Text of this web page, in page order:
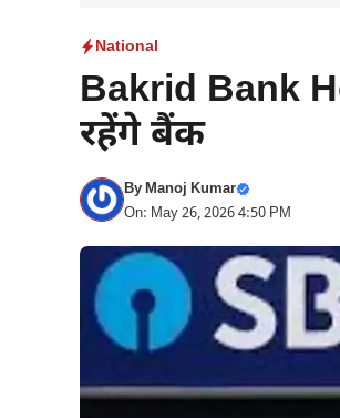
National
Bakrid Bank
रहेंगे बैंक
ByManoj Kumar
On: May 26, 2026 4:50 PM